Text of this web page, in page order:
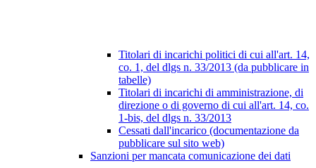
Titolari di incarichi politici di cui all'art. 14,
co. 1, del dlgs n. 33/2013 (da pubblicare in
tabelle)
Titolari di incarichi di amministrazione, di
direzione o di governo di cui all'art. 14, co.
1-bis, del dlgs n. 33/2013
Cessati dall'incarico (documentazione da
pubblicare sul sito web)
Sanzioni per mancata comunicazione dei dati